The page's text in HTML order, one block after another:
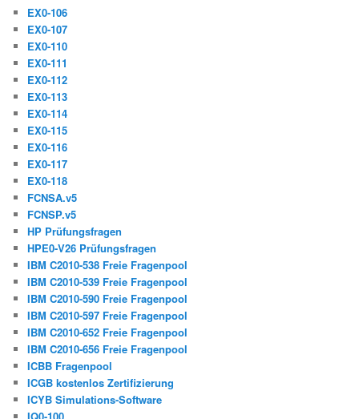
EX0-106
EX0-107
EX0-110
EX0-111
EX0-112
EX0-113
EX0-114
EX0-115
EX0-116
EX0-117
EX0-118
FCNSA.v5
FCNSP.v5
HP Prüfungsfragen
HPE0-V26 Prüfungsfragen
IBM C2010-538 Freie Fragenpool
IBM C2010-539 Freie Fragenpool
IBM C2010-590 Freie Fragenpool
IBM C2010-597 Freie Fragenpool
IBM C2010-652 Freie Fragenpool
IBM C2010-656 Freie Fragenpool
ICBB Fragenpool
ICGB kostenlos Zertifizierung
ICYB Simulations-Software